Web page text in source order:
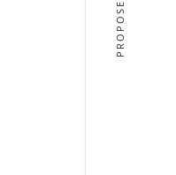
PROPOSED